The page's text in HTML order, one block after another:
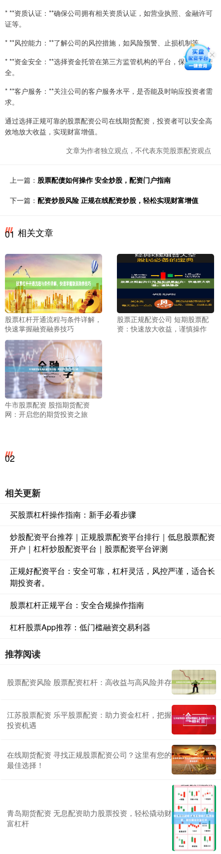
* **资质认证：**确保公司拥有相关资质认证，如营业执照、金融许可
证等。
* **风控能力：**了解公司的风控措施，如风险预警、止损机制等。
* **资金安全：**选择资金托管在第三方监管机构的平台，保障资金安
全。
* **客户服务：**关注公司的客户服务水平，是否能及时响应投资者需
求。
通过选择正规可靠的股票配资公司在线期货配资，投资者可以安全高
效地放大收益，实现财富增值。
文章为作者独立观点，不代表东莞股票配资观点
上一篇： 股票配债如何操作 安全炒股，配资门户指南
下一篇： 配资炒股风险 正规在线配资炒股，轻松实现财富增值
01 相关文章
股票杠杆开通流程与条件详解，
快速掌握融资融券技巧
股票正规配资公司 短期股票配
资：快速放大收益，谨慎操作
牛市股票配资 股指期货配资
网：开启您的期货投资之旅
02
相关更新
买股票杠杆操作指南：新手必看步骤
炒股配资平台推荐｜正规股票配资平台排行｜低息股票配资
开户｜杠杆炒股配资平台｜股票配资平台评测
正规好配资平台：安全可靠，杠杆灵活，风控严谨，适合长
期投资者。
股票杠杆正规平台：安全合规操作指南
杠杆股票App推荐：低门槛融资交易利器
推荐阅读
股票配资风险 股票配资杠杆：高收益与高风险并存
江苏股票配资 乐平股票配资：助力资金杠杆，把握
投资机遇
在线期货配资 寻找正规股票配资公司？这里有您的
最佳选择！
青岛期货配资 无息配资助力股票投资，轻松撬动财
富杠杆